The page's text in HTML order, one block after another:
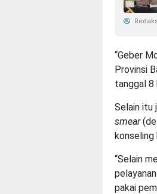
“Geber
Provinsi
tanggal 8
Selain itu
smear
konseling
“Selain
pakai